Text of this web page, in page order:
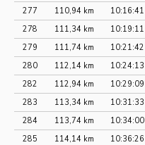
277 110,94 km 10:16:41
278
111,34 km 10:19:11
279
111,74 km 10:21:42
280
112,14 km 10:24:13
282
112,94 km 10:29:09
283
113,34 km 10:31:33
284
113,74 km 10:34:00
285
114,14 km 10:36:26